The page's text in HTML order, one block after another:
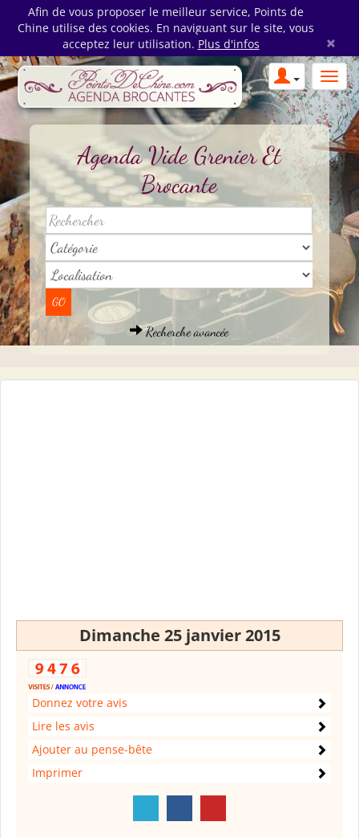
Afin de vous proposer le meilleur service, Points de
Chine utilise des cookies. En naviguant sur le site, vous
acceptez leur utilisation. Plus d'infos ×
Agenda Vide Grenier Et
Brocante
Recherche avancée
Dimanche 25 janvier 2015
Donnez votre avis
Lire les avis
Ajouter au pense-bête
Imprimer